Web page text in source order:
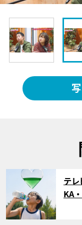
テレ
KA